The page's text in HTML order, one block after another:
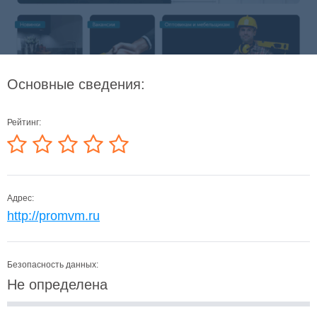
Основные сведения:
Рейтинг:
Адрес:
http://promvm.ru
Безопасность данных:
Не определена